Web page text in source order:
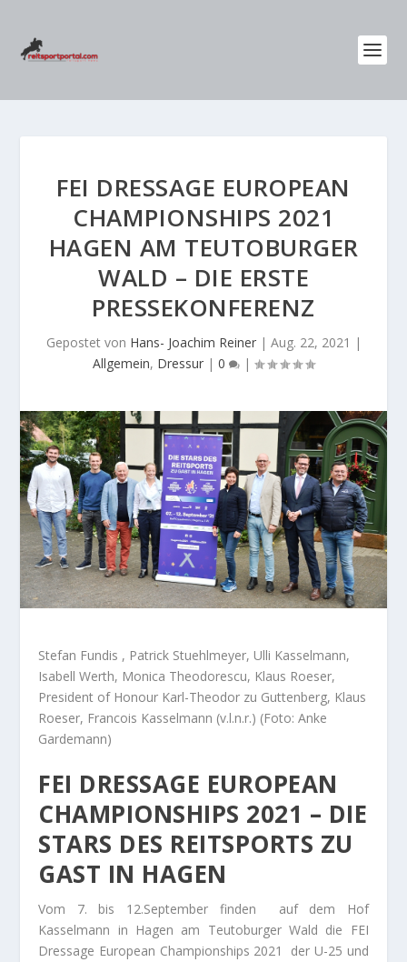
FEI DRESSAGE EUROPEAN
CHAMPIONSHIPS 2021
HAGEN AM TEUTOBURGER
WALD – DIE ERSTE
PRESSEKONFERENZ
Gepostet von Hans- Joachim Reiner| Aug. 22, 2021 |
Allgemein, Dressur | 0 |
Stefan Fundis , Patrick Stuehlmeyer, Ulli Kasselmann,
Isabell Werth, Monica Theodorescu, Klaus Roeser,
President of Honour Karl-Theodor zu Guttenberg, Klaus
Roeser, Francois Kasselmann (v.l.n.r.) (Foto: Anke
Gardemann)
FEI DRESSAGE EUROPEAN
CHAMPIONSHIPS 2021 – DIE
STARS DES REITSPORTS ZU
GAST IN HAGEN
Vom 7. bis 12.September finden auf dem Hof
Kasselmann in Hagen am Teutoburger Wald die FEI
Dressage European Championships 2021 der U-25 und